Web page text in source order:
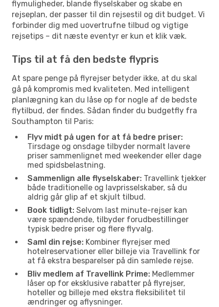
flymuligheder, blande flyselskaber og skabe en
rejseplan, der passer til din rejsestil og dit budget. Vi
forbinder dig med uovertrufne tilbud og vigtige
rejsetips – dit næste eventyr er kun et klik væk.
Tips til at få den bedste flypris
At spare penge på flyrejser betyder ikke, at du skal
gå på kompromis med kvaliteten. Med intelligent
planlægning kan du låse op for nogle af de bedste
flytilbud, der findes. Sådan finder du budgetfly fra
Southampton til Paris:
Flyv midt på ugen for at få bedre priser:
Tirsdage og onsdage tilbyder normalt lavere
priser sammenlignet med weekender eller dage
med spidsbelastning.
Sammenlign alle flyselskaber: Travellink tjekker
både traditionelle og lavprisselskaber, så du
aldrig går glip af et skjult tilbud.
Book tidligt: Selvom last minute-rejser kan
være spændende, tilbyder forudbestillinger
typisk bedre priser og flere flyvalg.
Saml din rejse: Kombiner flyrejser med
hotelreservationer eller billeje via Travellink for
at få ekstra besparelser på din samlede rejse.
Bliv medlem af Travellink Prime: Medlemmer
låser op for eksklusive rabatter på flyrejser,
hoteller og billeje med ekstra fleksibilitet til
ændringer og aflysninger.